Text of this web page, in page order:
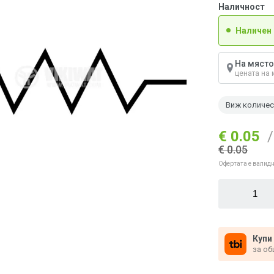
Наличност
На
цената на
Виж
€ 0.05 /
€ 0.05
Офертата е
за